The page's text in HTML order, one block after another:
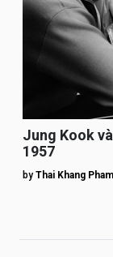
Jung Kook
1957
by Thai Khang Pham